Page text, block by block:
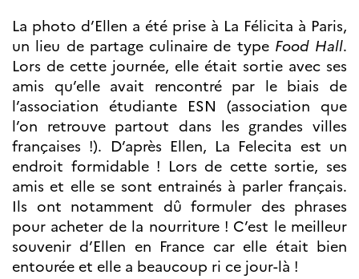
La photo d’Ellen a été prise à La Félicita à Paris,
un lieu de partage culinaire de type Food Hall.
Lors de cette journée, elle était sortie avec ses
amis qu’elle avait rencontré par le biais de
l’association étudiante ESN (association que
l’on retrouve partout dans les grandes villes
françaises !). D’après Ellen, La Felecita est un
endroit formidable ! Lors de cette sortie, ses
amis et elle se sont entrainés à parler français.
Ils ont notamment dû formuler des phrases
pour acheter de la nourriture ! C’est le meilleur
souvenir d’Ellen en France car elle était bien
entourée et elle a beaucoup ri ce jour-là !